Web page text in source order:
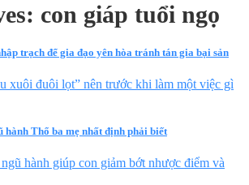
con giáp tuổi ngọ
trạch để gia đạo yên hòa tránh tán gia bại sản
xuôi đuôi lọt” nên trước khi làm một việc gì
hành Thổ ba mẹ nhất định phải biết
hành giúp con giảm bớt nhược điểm và